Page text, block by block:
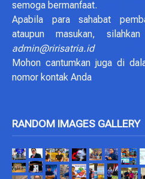
semoga bermanfaat.
Apabila para sahabat
ataupun masukan,
admin@ririsatria.id
Mohon cantumkan juga di
nomor kontak Anda
RANDOM IMAGES GALLERY